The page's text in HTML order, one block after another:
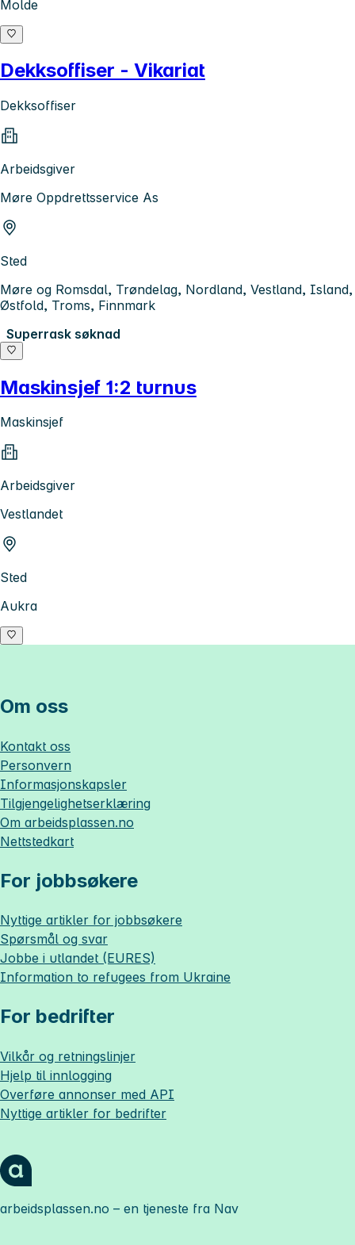
Molde
Dekksoffiser - Vikariat
Dekksoffiser
Arbeidsgiver
Møre Oppdrettsservice As
Sted
Møre og Romsdal, Trøndelag, Nordland, Vestland, Island,
Østfold, Troms, Finnmark
Superrask søknad
Maskinsjef 1:2 turnus
Maskinsjef
Arbeidsgiver
Vestlandet
Sted
Aukra
Om oss
Kontakt oss
Personvern
Informasjonskapsler
Tilgjengelighetserklæring
Om arbeidsplassen.no
Nettstedkart
For jobbsøkere
Nyttige artikler for jobbsøkere
Spørsmål og svar
Jobbe i utlandet (EURES)
Information to refugees from Ukraine
For bedrifter
Vilkår og retningslinjer
Hjelp til innlogging
Overføre annonser med API
Nyttige artikler for bedrifter
arbeidsplassen.no – en tjeneste fra Nav